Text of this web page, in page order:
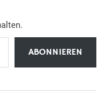
ABONNIEREN